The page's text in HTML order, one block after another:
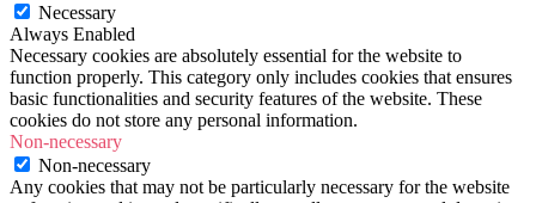
Necessary
Always Enabled
Necessary cookies are absolutely essential for the website to
function properly. This category only includes cookies that ensures
basic functionalities and security features of the website. These
cookies do not store any personal information.
Non-necessary
Non-necessary
Any cookies that may not be particularly necessary for the website